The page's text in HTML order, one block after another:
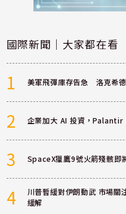
國際新聞｜大家都在看
1 美軍飛彈庫存告急 洛克希
2 企業加大 AI 投資，Palantir
3 SpaceX獵鷹9號火箭殘骸
4
川普暫緩對伊朗動武 市場關
緩解